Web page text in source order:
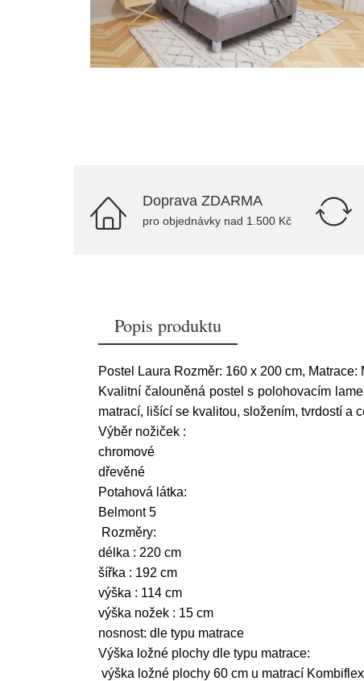
Doprava ZDARMA
pro objednávky nad 1.500 Kč
Popis produktu
Postel Laura Rozměr: 160 x 200 cm,
Kvalitní čalouněná postel s polohovacím
matrací, lišící se kvalitou, složením, tvrdostí a
Výběr nožiček :
chromové
dřevěné
Potahová látka:
Belmont 5
Rozměry:
délka : 220 cm
šířka : 192 cm
výška : 114 cm
výška nožek : 15 cm
nosnost: dle typu matrace
Výška ložné plochy dle typu matrace:
výška ložné plochy 60 cm u matrací